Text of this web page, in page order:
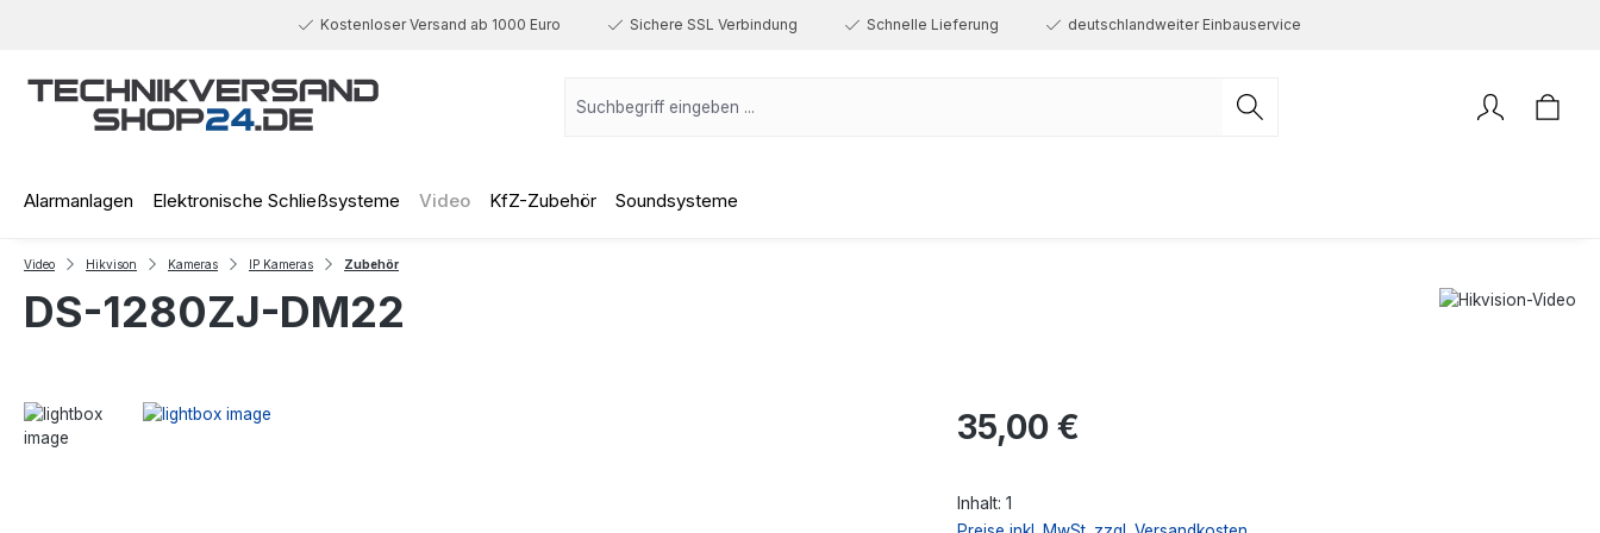
Kostenloser Versand ab 1000 Euro Sichere SSL Verbindung Schnelle Lieferung deutschlandweiter Einbauservice
Alarmanlagen Elektronische Schließsysteme Video KfZ-Zubehör Soundsysteme
Video Hikvison Kameras IP Kameras Zubehör
DS-1280ZJ-DM22
Regulärer Preis:
35,00 €
Inhalt: 1